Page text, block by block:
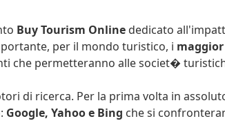
Buy Tourism Online dedicato
per il mondo turistico, i
che permetteranno alle societ�
di ricerca. Per la prima volta in
Google, Yahoo e Bing che si